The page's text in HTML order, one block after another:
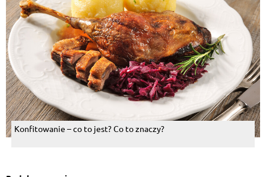
Konfitowanie – co to jest? Co to znaczy?